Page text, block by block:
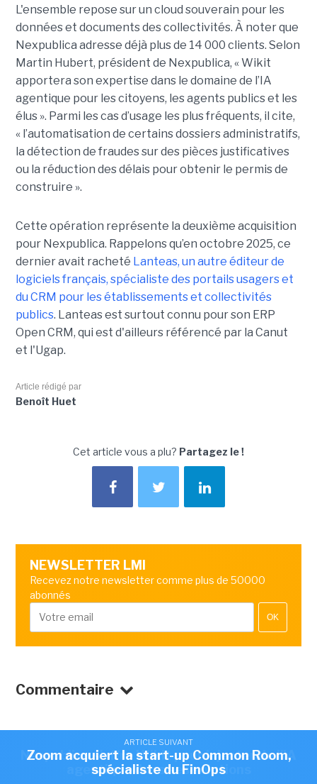
ARTICLE SUIVANT
Nexpublica s'offre Wikit pour injecter de l'IA
agentique dans ses solutions
L'ensemble repose sur un cloud souverain pour les
données et documents des collectivités. À noter que
Nexpublica adresse déjà plus de 14 000 clients. Selon
Martin Hubert, président de Nexpublica, « Wikit
apportera son expertise dans le domaine de l’IA
agentique pour les citoyens, les agents publics et les
élus ». Parmi les cas d’usage les plus fréquents, il cite,
« l’automatisation de certains dossiers administratifs,
la détection de fraudes sur des pièces justificatives
ou la réduction des délais pour obtenir le permis de
construire ».
Cette opération représente la deuxième acquisition
pour Nexpublica. Rappelons qu’en octobre 2025, ce
dernier avait racheté Lanteas, un autre éditeur de
logiciels français, spécialiste des portails usagers et
du CRM pour les établissements et collectivités
publics. Lanteas est surtout connu pour son ERP
Open CRM, qui est d'ailleurs référencé par la Canut
et l'Ugap.
Article rédigé par
Benoît Huet
Cet article vous a plu? Partagez le !
NEWSLETTER LMI
Recevez notre newsletter comme plus de 50000
abonnés
OK
Commentaire
ARTICLE SUIVANT
Zoom acquiert la start-up Common Room,
spécialiste du FinOps